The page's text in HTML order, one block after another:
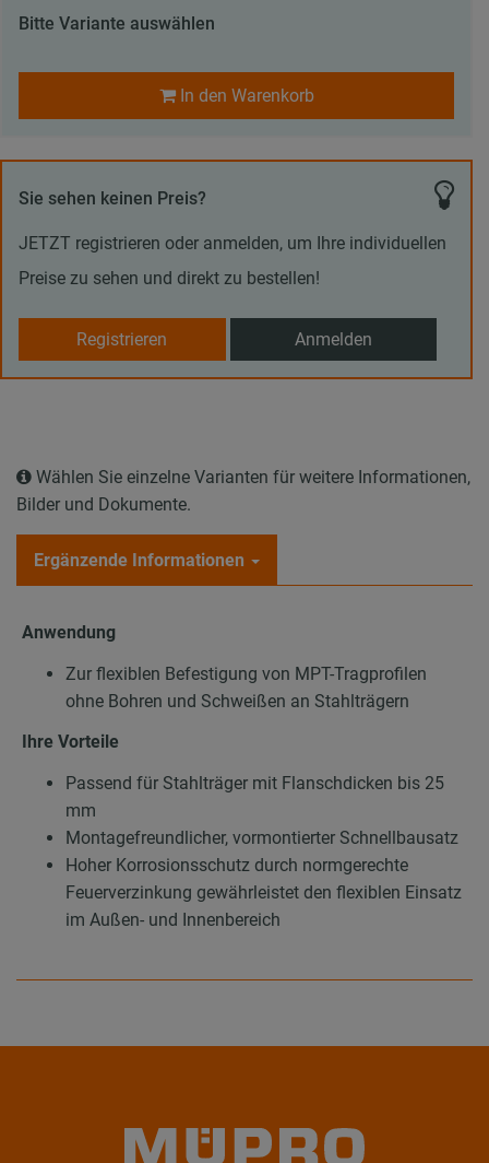
Bitte Variante auswählen
In den Warenkorb
Sie sehen keinen Preis?
JETZT registrieren oder anmelden, um Ihre individuellen
Preise zu sehen und direkt zu bestellen!
Registrieren Anmelden
Wählen Sie einzelne Varianten für weitere Informationen,
Bilder und Dokumente.
Ergänzende Informationen
Anwendung
Zur flexiblen Befestigung von MPT-Tragprofilen
ohne Bohren und Schweißen an Stahlträgern
Ihre Vorteile
Passend für Stahlträger mit Flanschdicken bis 25
mm
Montagefreundlicher, vormontierter Schnellbausatz
Hoher Korrosionsschutz durch normgerechte
Feuerverzinkung gewährleistet den flexiblen Einsatz
im Außen- und Innenbereich